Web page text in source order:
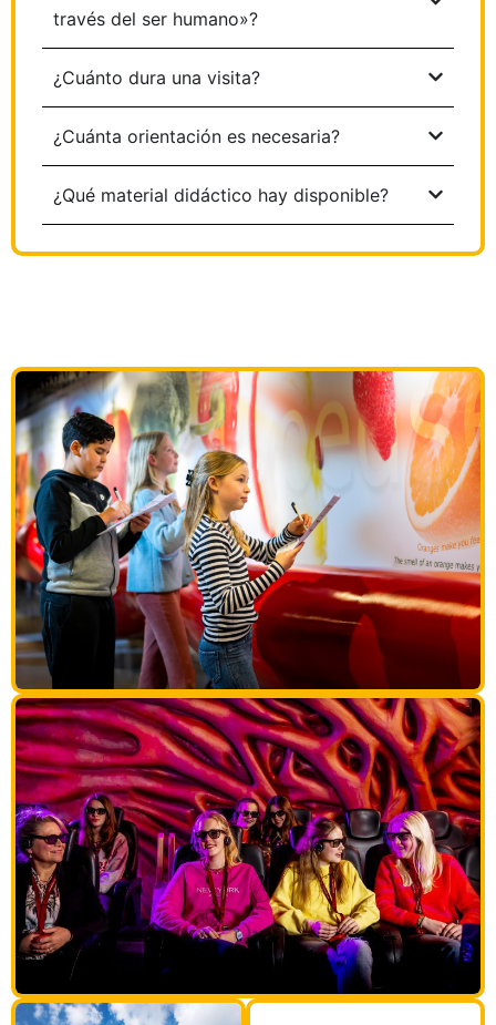
través del ser humano»?
¿Cuánto dura una visita?
¿Cuánta orientación es necesaria?
¿Qué material didáctico hay disponible?